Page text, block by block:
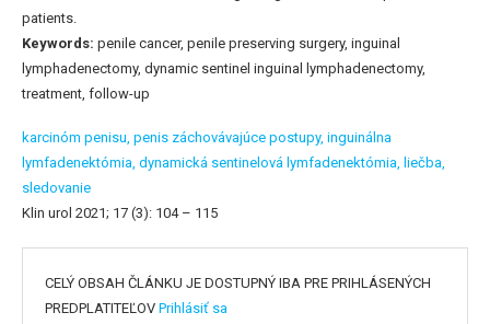
patients.
Keywords: penile cancer, penile preserving surgery, inguinal
lymphadenectomy, dynamic sentinel inguinal lymphadenectomy,
treatment, follow-up
karcinóm penisu, penis záchovávajúce postupy, inguinálna
lymfadenektómia, dynamická sentinelová lymfadenektómia, liečba,
sledovanie
Klin urol 2021; 17 (3): 104 – 115
CELÝ OBSAH ČLÁNKU JE DOSTUPNÝ IBA PRE PRIHLÁSENÝCH
PREDPLATITEĽOV Prihlásiť sa